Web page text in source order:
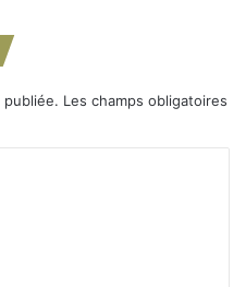
publiée. Les champs obligatoires